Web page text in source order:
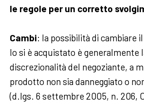
le regole per un corretto
Cambi: la possibilità di cambiare
lo si è acquistato è generalmente
discrezionalità del negoziante, a
prodotto non sia danneggiato o
(d.lgs. 6 settembre 2005, n. 206,